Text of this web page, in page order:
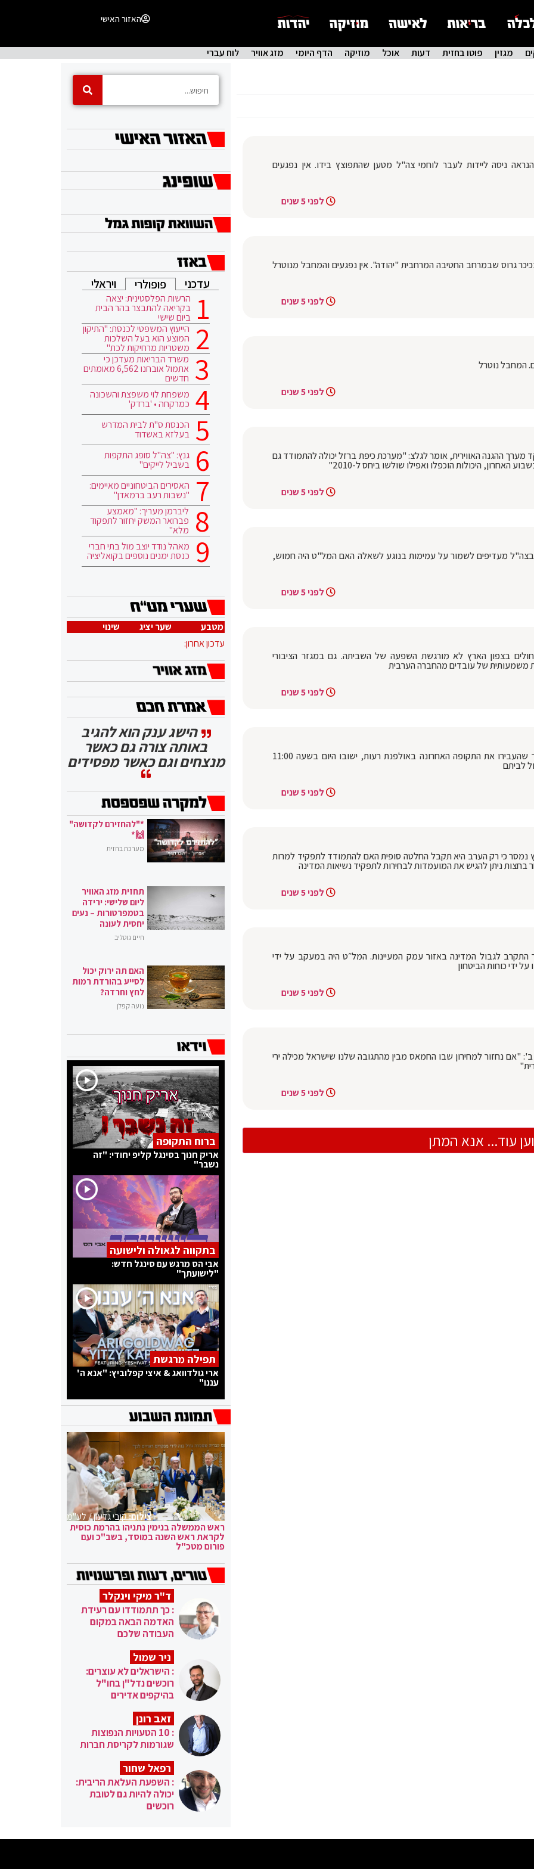
האזור האישי
מגזין פוטו בחזית דעות אוכל מוזיקה הדף היומי מזג אוויר לוח עברי
ניסה ליידות לעבר לוחמי צה"ל מטען שהתפוצץ בידו. אין נפגעים
לפני 5 שנים
גרוס שבמרחב החטיבה המרחבית "יהודה". אין נפגעים והמחבל מנוטרל
לפני 5 שנים
המחבל נוטרל
לפני 5 שנים
ההגנה האווירית, אומר לגלצ: "מערכת כיפת ברזל יכולה להתמודד גם
האחרון, היכולות הוכפלו ואפילו שולשו ביחס ל-2010"
לפני 5 שנים
בצה"ל מעדיפים לשמור על עמימות בנוגע לשאלה האם המל"ט היה חמוש,
לפני 5 שנים
בצפון הארץ לא מורגשת השפעה של השביתה. גם במגזר הציבורי
משמעותית של עובדים מהחברה הערבית
לפני 5 שנים
כשבוע לאחר תחילת הפרעות בלוד ולאחר שהעבירו את התקופה האחרונה באולפנת רעות, ישובו היום בשעה 11:00
לביתם
לפני 5 שנים
נמסר כי רק הערב היא תקבל החלטה סופית האם להתמודד לתפקיד למרות
ניתן להגיש את המועמדות לבחירות לתפקיד נשיאות המדינה
לפני 5 שנים
לגבול המדינה באזור עמק המעיינות. המל״ט היה במעקב על ידי
ידי כוחות הביטחון
לפני 5 שנים
"אם נחזור למחירון שבו החמאס מבין מהתגובה שלנו שישראל מכילה ירי
לפני 5 שנים
עוד... אנא המתן
עדכני פופולרי ויראלי
הרשות הפלסטינית: יצאה
בקריאה להתבצר בהר הבית
ביום שישי
הייעוץ המשפטי לכנסת: "התיקון
המוצע הוא בעל השלכות
משטריות מרחיקות לכת"
משרד הבריאות מעדכן כי
אתמול אובחנו 6,562 מאומתים
חדשים
משפחת לוי משפצת והשכונה
כמרקחה • 'ברדק'
הכנסת ס"ת לבית המדרש
בעלזא באשדוד
גנץ: "צה"ל סופג התקפות
בשביל לייקים"
האסירים הביטחוניים מאיימים:
"נשבות רעב ברמאדן"
ליברמן מעריך: "מאמצע
פברואר המשק יחזור לתפקוד
מלא"
מאהל נודד יוצב מול בתי חברי
כנסת ימנים נוספים בקואליציה
מטבע שער יציג
שינוי
עדכון אחרון:
הישג ענק הוא להגיב
באותה צורה גם כאשר
מנצחים וגם כאשר מפסידים
*"להחזירם לקדושה"
🙌*
מערכת בחזית
תחזית מזג האוויר
ליום שלישי: ירידה
בטמפרטורות – נעים
יחסית לעונה
חיים גוטליב
האם תה ירוק יכול
לסייע בהורדת רמות
לחץ וחרדה?
נועה קפלן
ברוח התקופה
אריק חנוך בסינגל קליפ יחודי: "זה
נשבר"
בתקווה לגאולה ולישועה
אבי הס מרגש עם סינגל חדש:
"לישועתך"
תפילה מרגשת
ארי גולדוואג & איצי קפלוביץ: "אנא ה'
עננו"
צילום:קובי גדעון / לע"מ
ראש הממשלה בנימין נתניהו בהרמת כוסית
לקראת ראש השנה במוסד, בשב"כ ועם
פורום מטכ"ל
ד"ר מיקי וינקלר
: כך תתמודדו עם רעידת
האדמה הבאה במקום
העבודה שלכם
ניר שמול
: הישראלים לא עוצרים:
רוכשים נדל"ן בחו"ל
בהיקפים אדירים
זאב רונן
: 10 הטעויות הנפוצות
שגורמות לקריסת חברות
רפאל שחור
: השפעת העלאת הריבית:
יכולה להיות גם לטובת
רוכשים